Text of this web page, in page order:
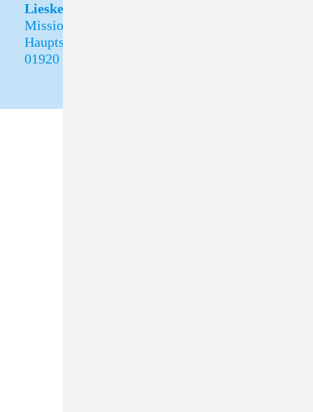
Lieske
Missionshof Lieske
Hauptstraße 30
01920 Oßling OT Lieske